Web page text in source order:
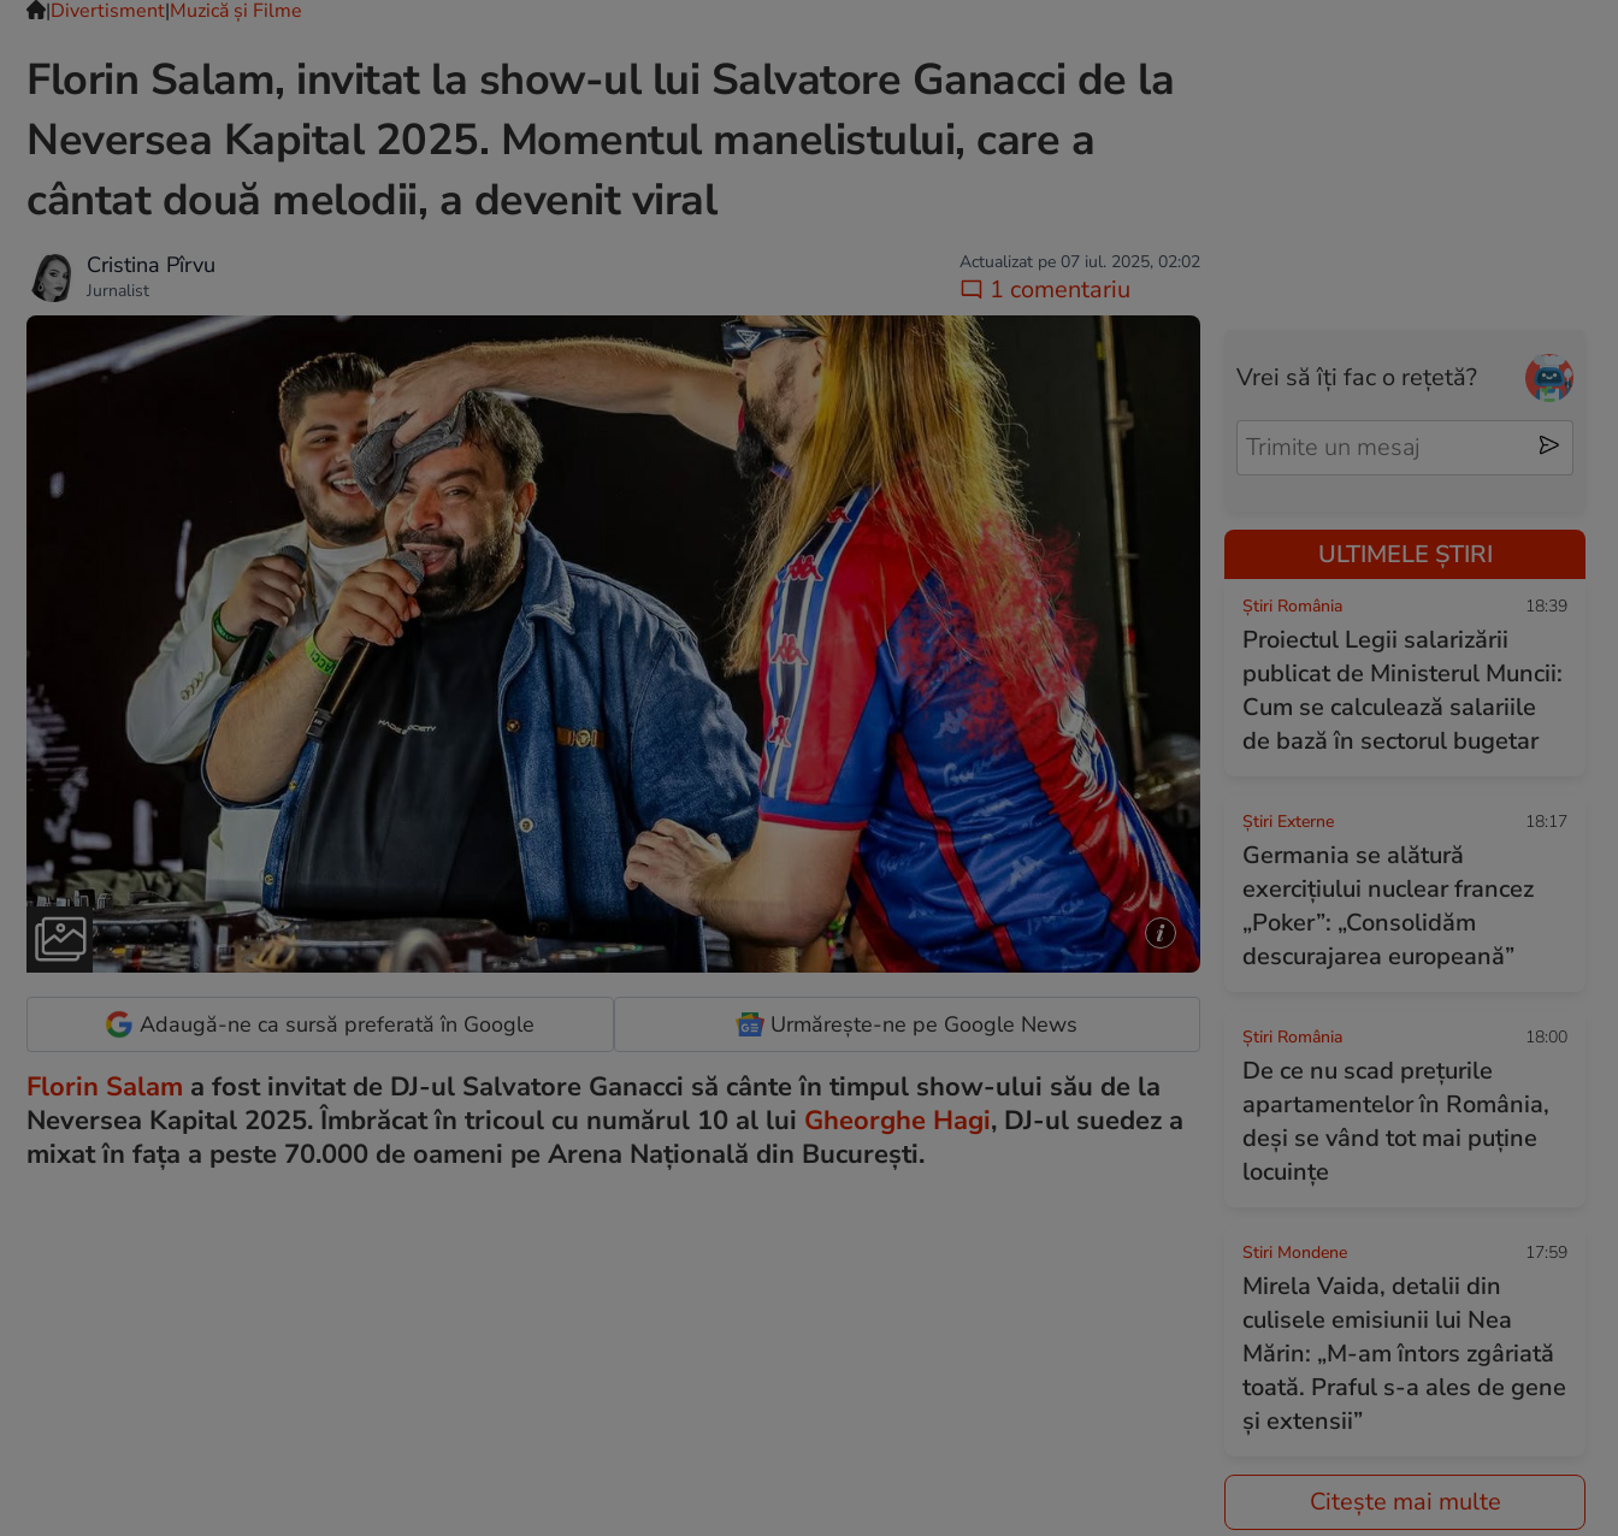
|Divertisment|Muzică și Filme
Florin Salam, invitat la show-ul lui Salvatore Ganacci de la
Neversea Kapital 2025. Momentul manelistului, care a
cântat două melodii, a devenit viral
Cristina Pîrvu
Jurnalist
Actualizat pe 07 iul. 2025, 02:02
1 comentariu
Adaugă-ne ca sursă preferată în Google Urmărește-ne pe Google News
Florin Salam a fost invitat de DJ-ul Salvatore Ganacci să cânte în timpul show-ului său de la
Neversea Kapital 2025. Îmbrăcat în tricoul cu numărul 10 al lui Gheorghe Hagi, DJ-ul suedez a
mixat în fața a peste 70.000 de oameni pe Arena Națională din București.
Vrei să îți fac o rețetă?
ULTIMELE ȘTIRI
Știri România 18:39
Proiectul Legii salarizării
publicat de Ministerul Muncii:
Cum se calculează salariile
de bază în sectorul bugetar
Știri Externe 18:17
Germania se alătură
exercițiului nuclear francez
„Poker”: „Consolidăm
descurajarea europeană”
Știri România 18:00
De ce nu scad prețurile
apartamentelor în România,
deși se vând tot mai puține
locuințe
Stiri Mondene 17:59
Mirela Vaida, detalii din
culisele emisiunii lui Nea
Mărin: „M-am întors zgâriată
toată. Praful s-a ales de gene
și extensii”
Citește mai multe